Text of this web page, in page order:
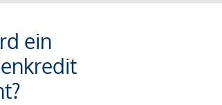
ein